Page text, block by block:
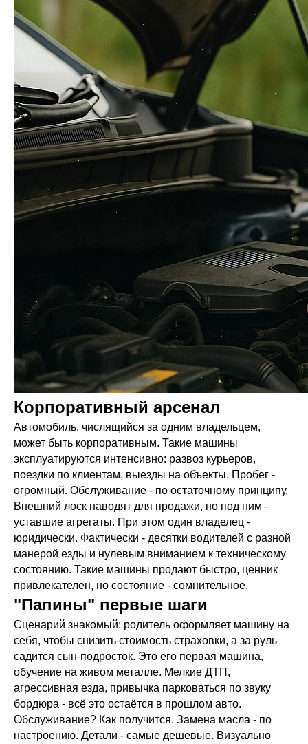
Корпоративный арсенал
Автомобиль, числящийся за одним владельцем,
может быть корпоративным. Такие машины
эксплуатируются интенсивно: развоз курьеров,
поездки по клиентам, выезды на объекты. Пробег -
огромный. Обслуживание - по остаточному принципу.
Внешний лоск наводят для продажи, но под ним -
уставшие агрегаты. При этом один владелец -
юридически. Фактически - десятки водителей с разной
манерой езды и нулевым вниманием к техническому
состоянию. Такие машины продают быстро, ценник
привлекателен, но состояние - сомнительное.
"Папины" первые шаги
Сценарий знакомый: родитель оформляет машину на
себя, чтобы снизить стоимость страховки, а за руль
садится сын-подросток. Это его первая машина,
обучение на живом металле. Мелкие ДТП,
агрессивная езда, привычка парковаться по звуку
бордюра - всё это остаётся в прошлом авто.
Обслуживание? Как получится. Замена масла - по
настроению. Детали - самые дешевые. Визуально